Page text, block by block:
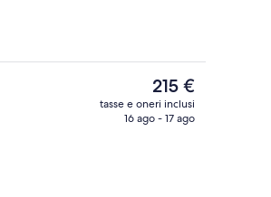
Piscina all'aperto, ombrelloni da
Il
prezzo
attuale
215 €
tasse e oneri inclusi
16 ago - 17 ago